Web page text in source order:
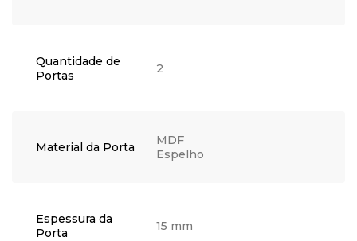
Quantidade de
Portas
2
Material da Porta
MDF
Espelho
Espessura da
Porta
15 mm